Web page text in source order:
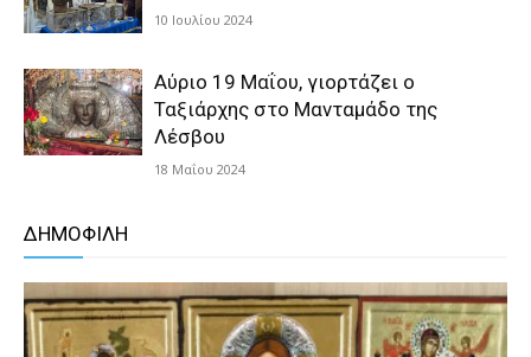
10 Ιουλίου 2024
Αύριο 19 Μαΐου, γιορτάζει ο
Ταξιάρχης στο Μανταμάδο της
Λέσβου
18 Μαΐου 2024
ΔΗΜΟΦΙΛΗ